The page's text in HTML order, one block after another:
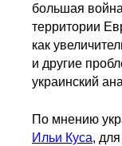
большая
территории
как
и другие
украинский
По мнению
Ильи Куса,